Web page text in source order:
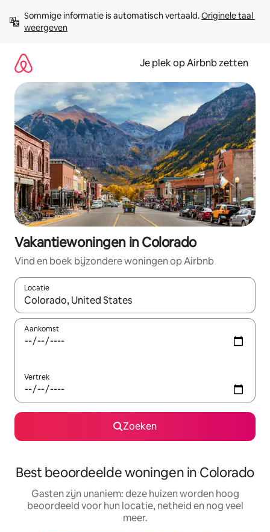
direct
naar
Sommige informatie is automatisch vertaald. Originele taal
weergeven
Je plek op Airbnb zetten
Vakantiewoningen in Colorado
Vind en boek bijzondere woningen op Airbnb
Locatie
Wanneer er resultaten beschikbaar zijn, maak je een keuze
Aankomst
Vertrek
Zoeken
Best beoordeelde woningen in Colorado
Gasten zijn unaniem: deze huizen worden hoog
beoordeeld voor hun locatie, netheid en nog veel
meer.